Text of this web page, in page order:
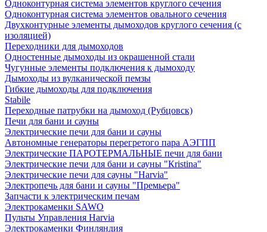
Одноконтурная система элементов круглого сечения
Одноконтурная система элементов овального сечения
Двухконтурные элементы дымоходов круглого сечения (с
изоляцией)
Переходники для дымоходов
Одностенные дымоходы из окрашенной стали
Чугунные элементы подключения к дымоходу
Дымоходы из вулканической пемзы
Гибкие дымоходы для подключения
Stabile
Переходные патрубки на дымоход (Рубцовск)
Печи для бани и сауны
Электрические печи для бани и сауны
Автономные генераторы перегретого пара АЭГПП
Электрические ПАРОТЕРМАЛЬНЫЕ печи для бани
Электрические печи для бани и сауны "Кristina"
Электрические печи для сауны "Harvia"
Электропечь для бани и сауны "Премьера"
Запчасти к электрическим печам
Электрокаменки SAWO
Пульты Управления Harvia
Электрокаменки Финляндия